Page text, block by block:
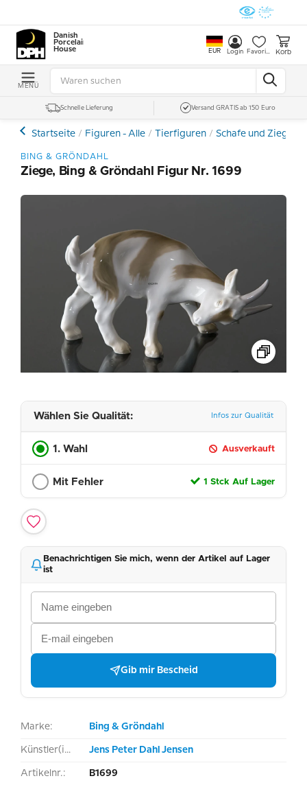
Danish
Porcelain
House
EUR Login Favoriten Korb
MENÜ
Schnelle Lieferung Versand GRATIS ab 150 Euro
Startseite Figuren - Alle Tierfiguren Schafe und Ziegen
BING & GRÖNDAHL
Ziege, Bing & Gröndahl Figur Nr. 1699
Wählen Sie Qualität: Infos zur Qualität
1. Wahl Ausverkauft
Mit Fehler 1 Stck Auf Lager
Benachrichtigen Sie mich, wenn der Artikel auf Lager
ist
Gib mir Bescheid
Marke: Bing & Gröndahl
Künstler(in): Jens Peter Dahl Jensen
Artikelnr.: B1699